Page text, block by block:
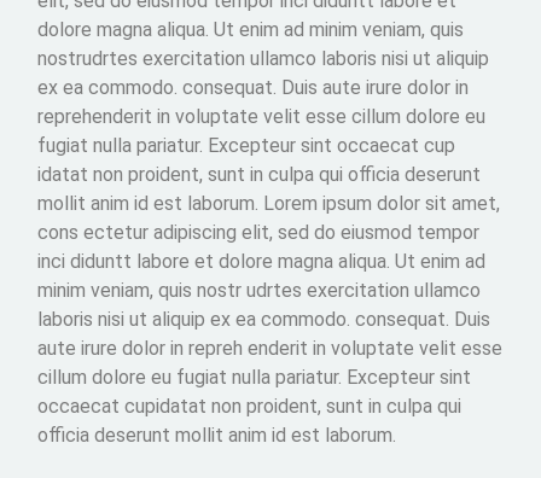
dolore magna aliqua. Ut enim ad minim veniam, quis
nostrudrtes exercitation ullamco laboris nisi ut aliquip
ex ea commodo. consequat. Duis aute irure dolor in
reprehenderit in voluptate velit esse cillum dolore eu
fugiat nulla pariatur. Excepteur sint occaecat cup
idatat non proident, sunt in culpa qui officia deserunt
mollit anim id est laborum. Lorem ipsum dolor sit amet,
cons ectetur adipiscing elit, sed do eiusmod tempor
inci diduntt labore et dolore magna aliqua. Ut enim ad
minim veniam, quis nostr udrtes exercitation ullamco
laboris nisi ut aliquip ex ea commodo. consequat. Duis
aute irure dolor in repreh enderit in voluptate velit esse
cillum dolore eu fugiat nulla pariatur. Excepteur sint
occaecat cupidatat non proident, sunt in culpa qui
officia deserunt mollit anim id est laborum.